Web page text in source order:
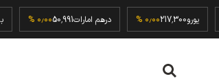
یورو217,300 درهم امارات50,991